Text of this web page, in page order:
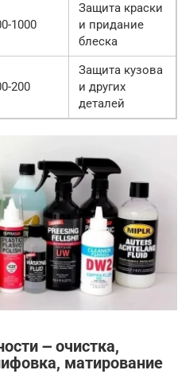
1000
Защита краски
и придание
блеска
200
Защита кузова
и других
деталей
౼ очистка,
матирование